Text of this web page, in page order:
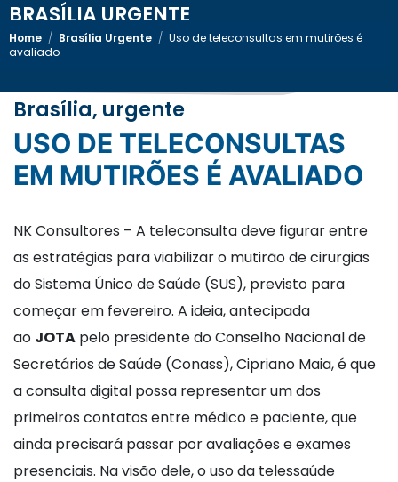
BRASÍLIA URGENTE
Home / Brasília Urgente / Uso de teleconsultas em mutirões é
avaliado
Brasília, urgente
USO DE TELECONSULTAS
EM MUTIRÕES É AVALIADO
NK Consultores – A teleconsulta deve figurar entre
as estratégias para viabilizar o mutirão de cirurgias
do Sistema Único de Saúde (SUS), previsto para
começar em fevereiro. A ideia, antecipada
ao JOTA pelo presidente do Conselho Nacional de
Secretários de Saúde (Conass), Cipriano Maia, é que
a consulta digital possa representar um dos
primeiros contatos entre médico e paciente, que
ainda precisará passar por avaliações e exames
presenciais. Na visão dele, o uso da telessaúde